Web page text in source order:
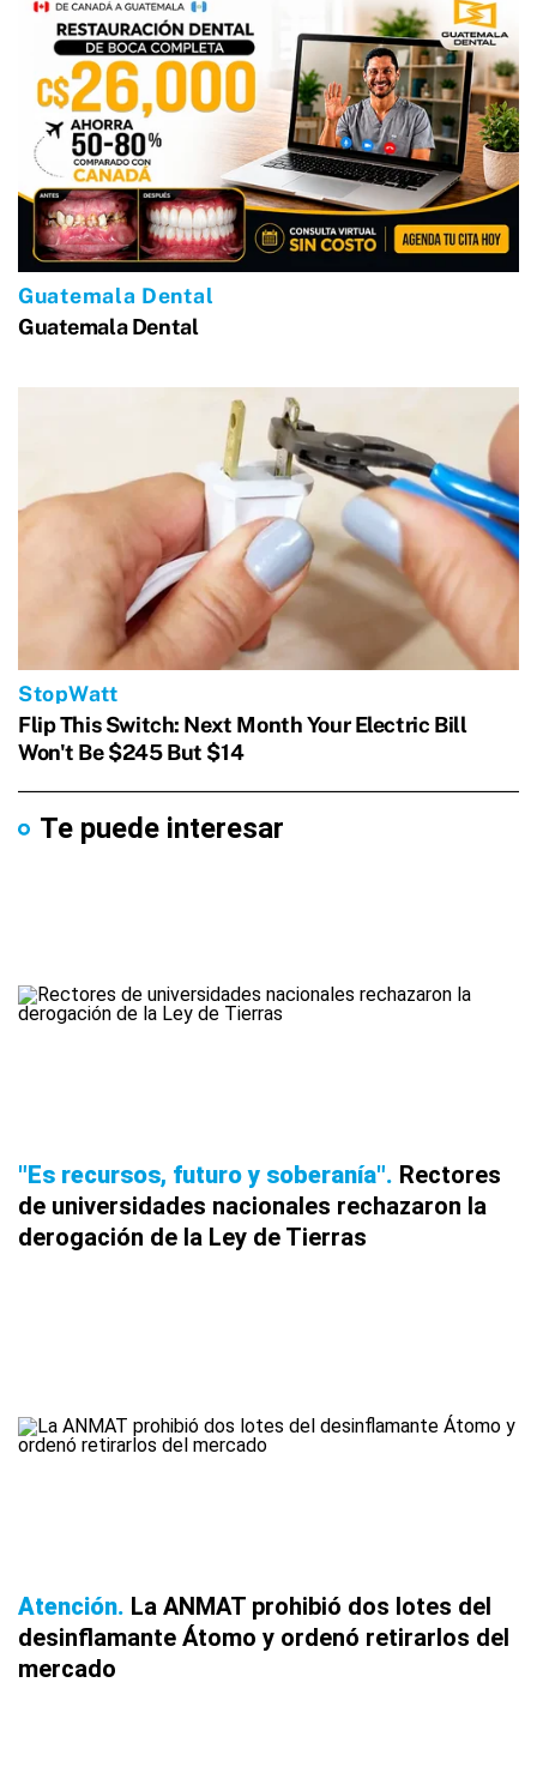
Te puede interesar
"Es recursos, futuro y soberanía" Rectores
de universidades nacionales rechazaron la
derogación de la Ley de Tierras
Atención La ANMAT prohibió dos lotes del
desinflamante Átomo y ordenó retirarlos del
mercado